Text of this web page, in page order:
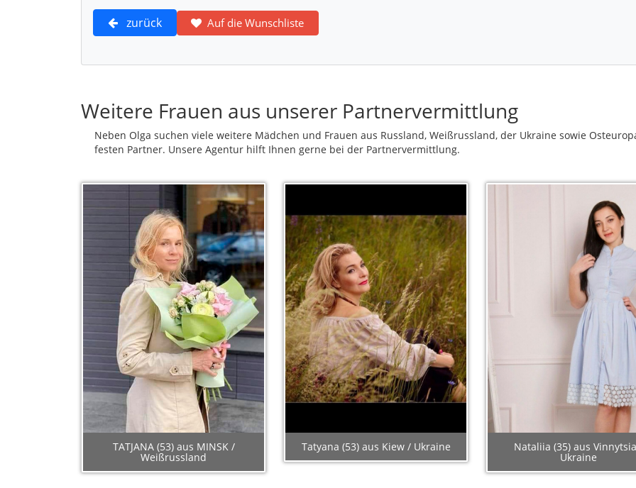
zurück Auf die Wunschliste
Weitere Frauen aus unserer Partnervermittlung
Neben Olga suchen viele weitere Mädchen und Frauen aus Russland, Weißrussland, der Ukraine sowie
festen Partner. Unsere Agentur hilft Ihnen gerne bei der Partnervermittlung.
TATJANA (53) aus MINSK /
Weißrussland
Tatyana (53) aus Kiew / Ukraine Nataliia (35) aus
Ukraine